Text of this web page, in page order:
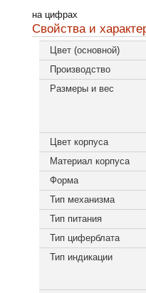
на цифрах
Свойства и
Цвет (основной)
Производство
Размеры и вес
Цвет корпуса
Материал корпуса
Форма
Тип механизма
Тип питания
Тип циферблата
Тип индикации